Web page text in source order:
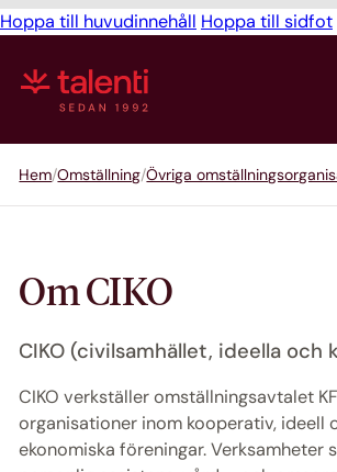
Hoppa till huvudinnehåll Hoppa till sidfot
Hem Omställning Övriga
Om CIKO
CIKO (civilsamhället, ideella
CIKO verkställer omställningsavtalet
organisationer inom kooperativ, ideell
ekonomiska föreningar.